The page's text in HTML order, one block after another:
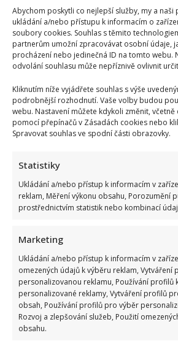
Abychom poskytli co nejlepší služby, my a
ukládání a/nebo přístupu k informacím o
soubory cookies. Souhlas s těmito
partnerům umožní zpracovávat osobní údaje,
procházení nebo jedinečná ID na tomto webu.
odvolání souhlasu může nepříznivě ovlivnit
Kliknutím níže vyjádřete souhlas s výše
podrobnější rozhodnutí. Vaše volby budou
webu. Nastavení můžete kdykoli změnit,
pomocí přepínačů v Zásadách cookies nebo
Spravovat souhlas ve spodní části obrazovky.
Statistiky
Ukládání a/nebo přístup k informacím v
reklam, Měření výkonu obsahu, Porozumění
prostřednictvím statistik nebo kombinací
Marketing
Ukládání a/nebo přístup k informacím v
omezených údajů k výběru reklam, Vytváření
personalizovanou reklamu, Používání profilů
personalizované reklamy, Vytváření profilů
obsah, Používání profilů pro výběr
Rozvoj a zlepšování služeb, Použití
obsahu.
FILM ROBIN HOOD
Přidejte svůj názor